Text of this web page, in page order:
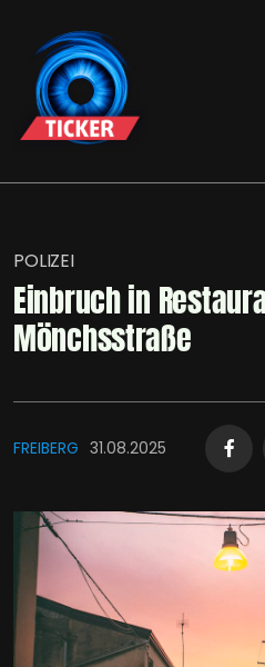
POLIZEI
Einbruch in
Mönchsstraße
FREIBERG 31.08.2025